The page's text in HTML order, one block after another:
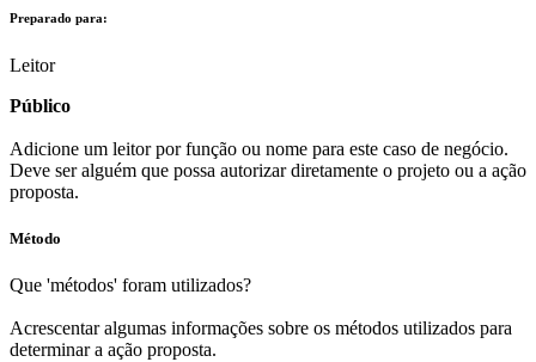
Preparado para:
Leitor
Público
Adicione um leitor por função ou nome para este caso de negócio.
Deve ser alguém que possa autorizar diretamente o projeto ou a ação
proposta.
Método
Que 'métodos' foram utilizados?
Acrescentar algumas informações sobre os métodos utilizados para
determinar a ação proposta.